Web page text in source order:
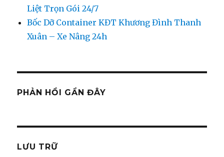
Liệt Trọn Gói 24/7
Bốc Dỡ Container KĐT Khương Đình Thanh
Xuân – Xe Nâng 24h
PHẢN HỒI GẦN ĐÂY
LƯU TRỮ